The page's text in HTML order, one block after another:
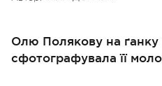
Олю Полякову на ґанку
сфотографувала її